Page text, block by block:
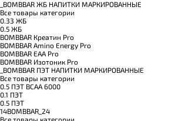
_BOMBBAR ЖБ НАПИТКИ МАРКИРОВАННЫЕ
Все товары категории
0.33 ЖБ
0.5 ЖБ
BOMBBAR Креатин Pro
BOMBBAR Amino Energy Pro
BOMBBAR EAA Pro
BOMBBAR Изотоник Pro
_BOMBBAR ПЭТ НАПИТКИ МАРКИРОВАННЫЕ
Все товары категории
0.5 ПЭТ ВСАА 6000
0.1 ПЭТ
0.5 ПЭТ
14BOMBBAR_24
Все товары категории